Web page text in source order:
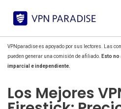
VPNparadise es apoyado por sus lectores. Las
pueden generar una comisión de afiliado.
Esto
imparcial e independiente.
Los Mejores